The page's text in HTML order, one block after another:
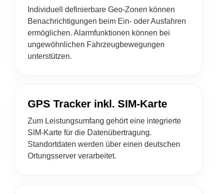
Individuell definierbare Geo-Zonen können
Benachrichtigungen beim Ein- oder Ausfahren
ermöglichen. Alarmfunktionen können bei
ungewöhnlichen Fahrzeugbewegungen
unterstützen.
GPS Tracker inkl. SIM-Karte
Zum Leistungsumfang gehört eine integrierte
SIM-Karte für die Datenübertragung.
Standortdaten werden über einen deutschen
Ortungsserver verarbeitet.